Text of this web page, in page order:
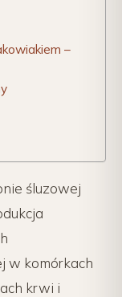
–
śluzowej
w komórkach
krwi i